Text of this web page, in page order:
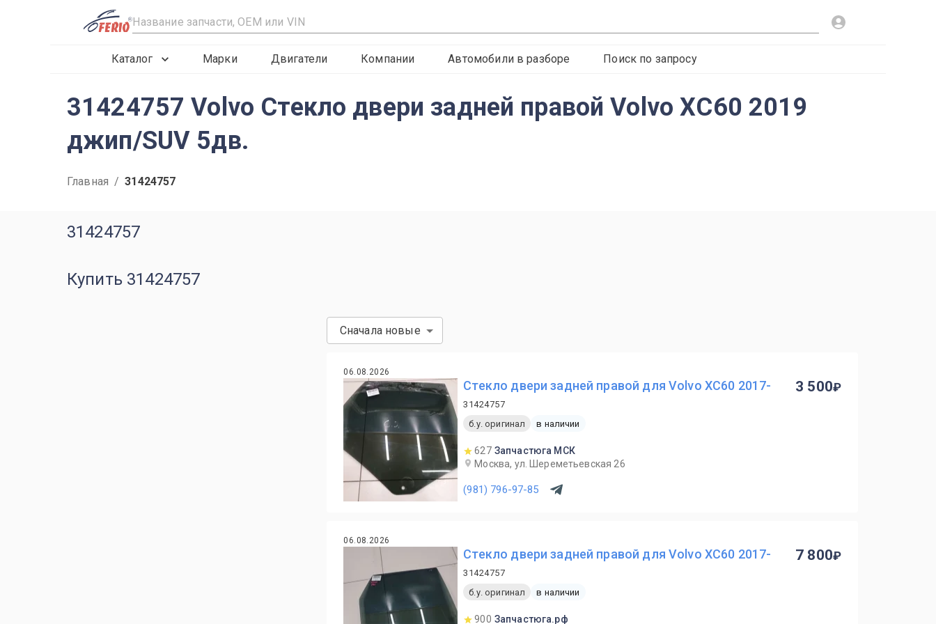
R
Каталог Марки Двигатели Компании Автомобили в разборе Поиск по запросу
31424757 Volvo Стекло двери задней правой Volvo XC60 2019
джип/SUV 5дв.
Главная / 31424757
31424757
Купить 31424757
Сначала новые
06.08.2026
Стекло двери задней правой для Volvo XC60 2017-
31424757
б.у. оригинал
в наличии
627 Запчастюга МСК
Москва, ул. Шереметьевская 26
(981) 796-97-85
3 500
06.08.2026
Стекло двери задней правой для Volvo XC60 2017-
31424757
б.у. оригинал
в наличии
900 Запчастюга.рф
7 800